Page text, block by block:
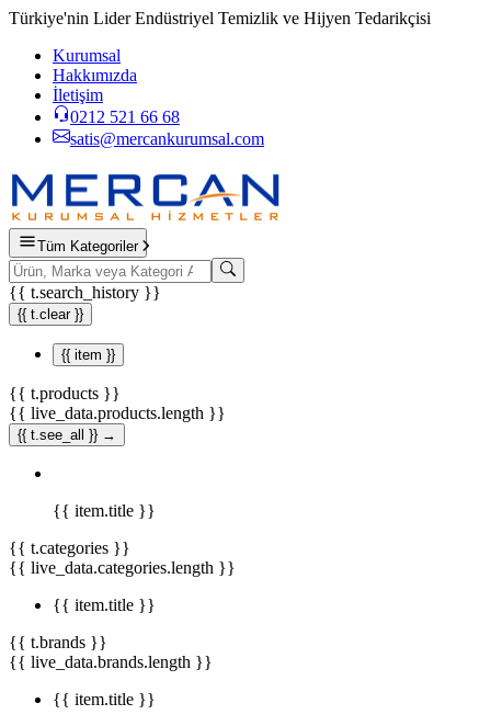
Türkiye'nin Lider Endüstriyel Temizlik ve Hijyen Tedarikçisi
Kurumsal
Hakkımızda
İletişim
0212 521 66 68
satis@mercankurumsal.com
Tüm Kategoriler
{{ t.search_history }}
{{ t.clear }}
{{ item }}
{{ t.products }}
{{ live_data.products.length }}
{{ t.see_all }} →
{{ item.title }}
{{ t.categories }}
{{ live_data.categories.length }}
{{ item.title }}
{{ t.brands }}
{{ live_data.brands.length }}
{{ item.title }}